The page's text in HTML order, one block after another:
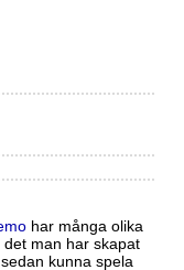
har många olika
det man har skapat
kunna spela